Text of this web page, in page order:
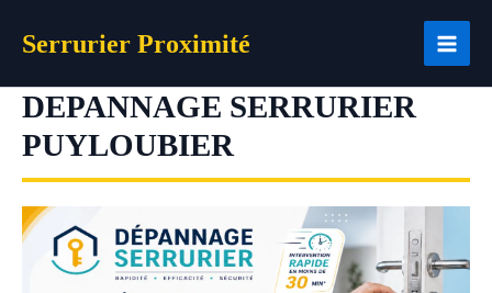
Serrurier Proximité
DEPANNAGE SERRURIER
PUYLOUBIER